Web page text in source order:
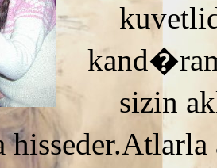
sizin